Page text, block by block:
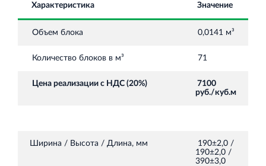
Торгово-развлекательный центр Вернисаж в
Кингисеппе
Современный торговый комплекс в центре города
Характеристика Значение
Объем блока 0,0141 м³
Количество блоков в м³ 71
Цена реализации с НДС (20%)
7100
руб./куб.м
Ширина / Высота / Длина, мм
190±2,0 /
190±2,0 /
390±3,0